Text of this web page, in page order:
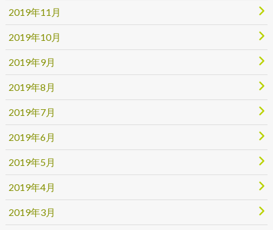
2019年11月
2019年10月
2019年9月
2019年8月
2019年7月
2019年6月
2019年5月
2019年4月
2019年3月